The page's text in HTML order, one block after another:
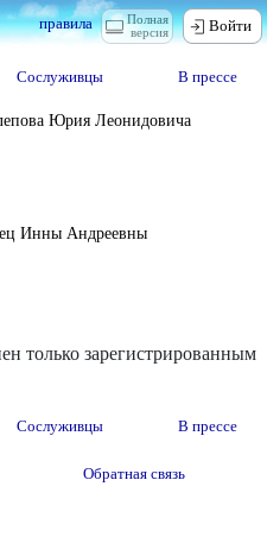
Полная
версия
правила Войти
Сослуживцы В прессе
Юрия Леонидовича
Инны Андреевны
только зарегистрированным
Сослуживцы В прессе
Обратная связь